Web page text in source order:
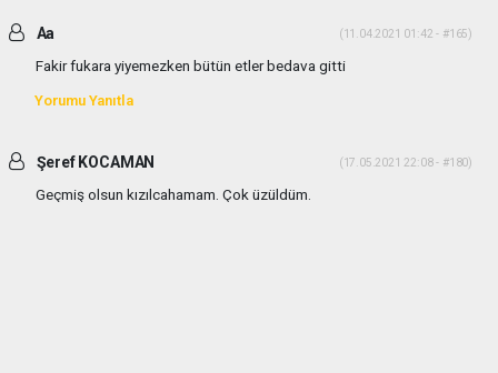
Aa (11.04.2021 01:42 - #165)
Fakir fukara yiyemezken bütün etler bedava gitti
Yorumu Yanıtla
Şeref KOCAMAN (17.05.2021 22:08 - #180)
Geçmiş olsun kızılcahamam. Çok üzüldüm.